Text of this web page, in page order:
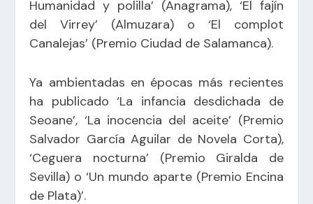
Humanidad y polilla’ (Anagrama), ‘El fajín
del Virrey’ (Almuzara) o ‘El complot
Canalejas’ (Premio Ciudad de Salamanca).
Ya ambientadas en épocas más recientes
ha publicado ‘La infancia desdichada de
Seoane’, ‘La inocencia del aceite’ (Premio
Salvador García Aguilar de Novela Corta),
‘Ceguera nocturna’ (Premio Giralda de
Sevilla) o ‘Un mundo aparte (Premio Encina
de Plata)’.